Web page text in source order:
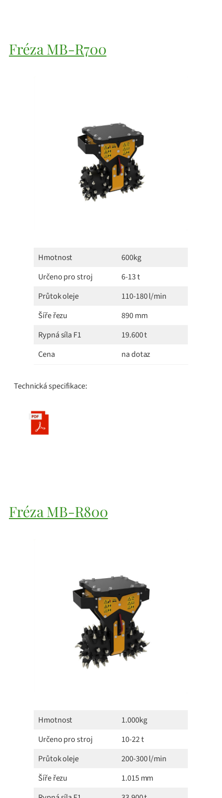
Fréza MB-R700
Hmotnost
600kg
Určeno pro stroj
6-13 t
Průtok oleje
110-180 l/min
Šíře řezu
890 mm
Rypná síla F1
19.600 t
Cena
na dotaz
Technická specifikace:
Fréza MB-R800
Hmotnost
1.000kg
Určeno pro stroj
10-22 t
Průtok oleje
200-300 l/min
Šíře řezu
1.015 mm